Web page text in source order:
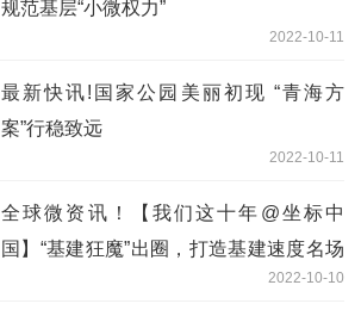
规范基层“小微权力”
2022-10-11
最新快讯!国家公园美丽初现 “青海方
案”行稳致远
2022-10-11
全球微资讯！【我们这十年@坐标中
国】“基建狂魔”出圈，打造基建速度名场
2022-10-10